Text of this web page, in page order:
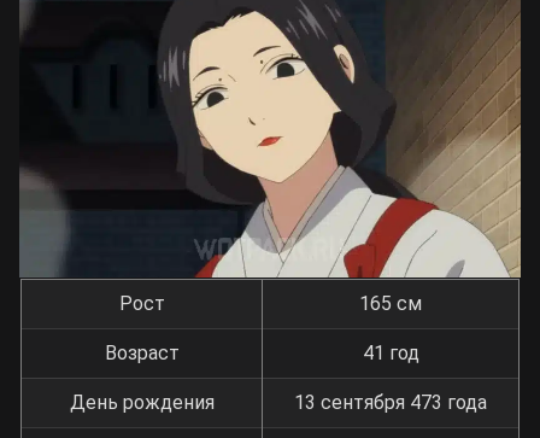
Рост 165 см
Возраст 41 год
День рождения 13 сентября 473 года